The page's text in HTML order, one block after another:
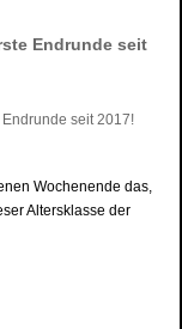
Endrunde seit
Wochenende das,
Altersklasse der